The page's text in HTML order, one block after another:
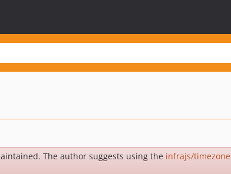
The author suggests using the infrajs/timezone